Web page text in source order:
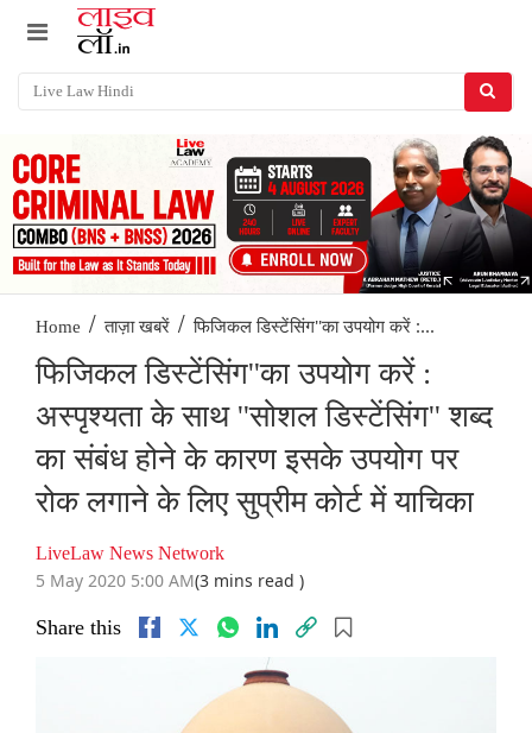
Home / ताज़ा खबरें / फिजिकल डिस्टेंसिंग''का उपयोग करें :...
फिजिकल डिस्टेंसिंग''का उपयोग करें :
अस्पृश्यता के साथ ''सोशल डिस्टेंसिंग'' शब्द
का संबंध होने के कारण इसके उपयोग पर
रोक लगाने के लिए सुप्रीम कोर्ट में याचिका
LiveLaw News Network
5 May 2020 5:00 AM(3 mins read )
Share this